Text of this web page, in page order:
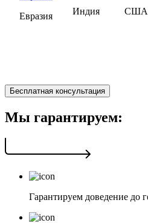
Евразия Индия США
Бесплатная консультация
Мы гарантируем:
Гарантируем доведение до